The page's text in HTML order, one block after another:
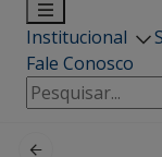
Institucional
Fale Conosco
Pesquisar
por: